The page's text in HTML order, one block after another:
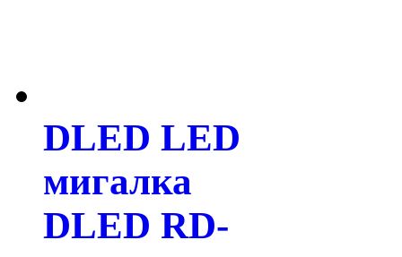
DLED LED
мигалка
DLED RD-